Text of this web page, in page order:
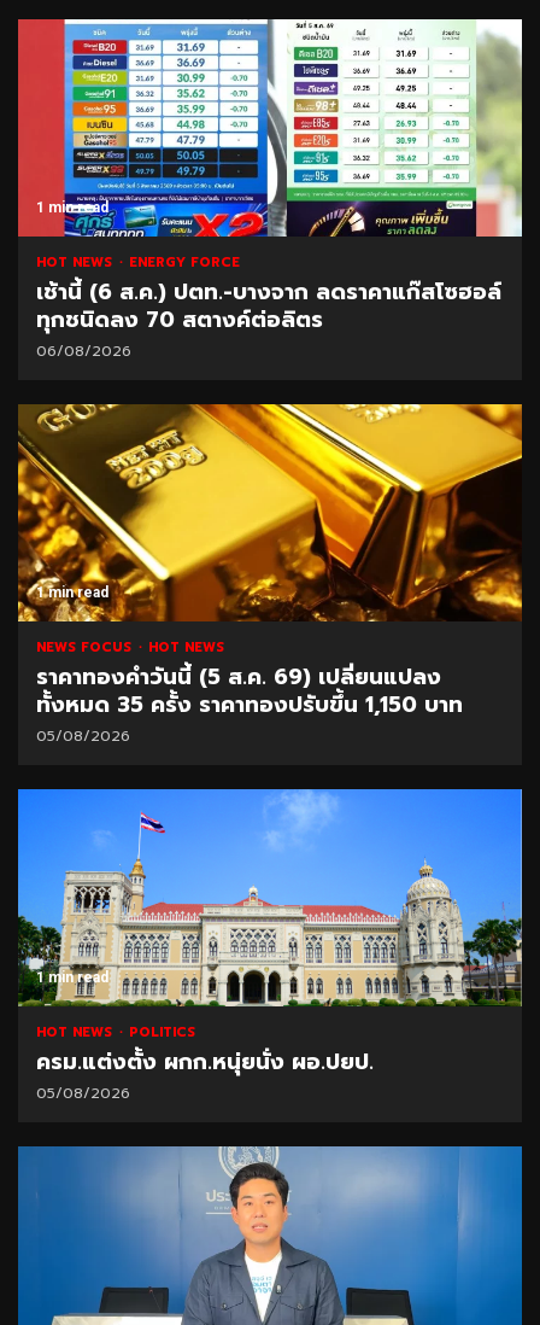
1 min read
HOT NEWS ENERGY FORCE
เช้านี้ (6 ส.ค.) ปตท.-บางจาก ลดราคาแก๊สโซฮอล์
ทุกชนิดลง 70 สตางค์ต่อลิตร
06/08/2026
1 min read
NEWS FOCUS HOT NEWS
ราคาทองคำวันนี้ (5 ส.ค. 69) เปลี่ยนแปลง
ทั้งหมด 35 ครั้ง ราคาทองปรับขึ้น 1,150 บาท
05/08/2026
1 min read
HOT NEWS POLITICS
ครม.แต่งตั้ง ผกก.หนุ่ยนั่ง ผอ.ปยป.
05/08/2026